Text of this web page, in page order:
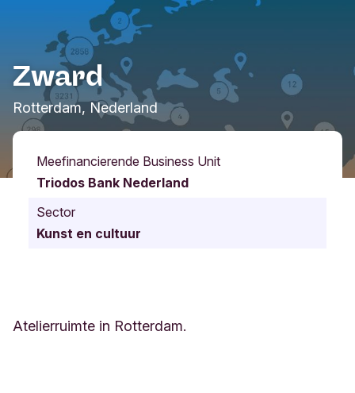
Zward
Rotterdam, Nederland
Meefinancierende Business Unit
Triodos Bank Nederland
Sector
Kunst en cultuur
Atelierruimte in Rotterdam.